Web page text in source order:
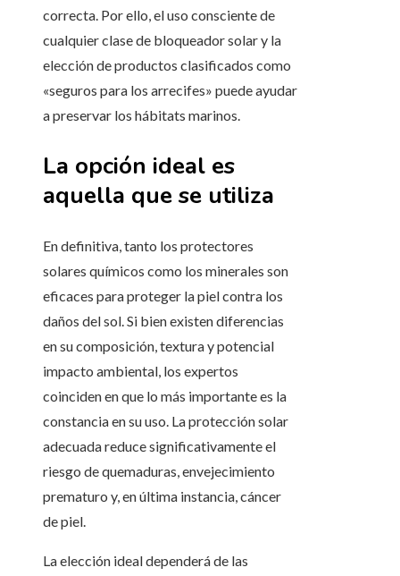
correcta. Por ello, el uso consciente de
cualquier clase de bloqueador solar y la
elección de productos clasificados como
«seguros para los arrecifes» puede ayudar
a preservar los hábitats marinos.
La opción ideal es
aquella que se utiliza
En definitiva, tanto los protectores
solares químicos como los minerales son
eficaces para proteger la piel contra los
daños del sol. Si bien existen diferencias
en su composición, textura y potencial
impacto ambiental, los expertos
coinciden en que lo más importante es la
constancia en su uso. La protección solar
adecuada reduce significativamente el
riesgo de quemaduras, envejecimiento
prematuro y, en última instancia, cáncer
de piel.
La elección ideal dependerá de las